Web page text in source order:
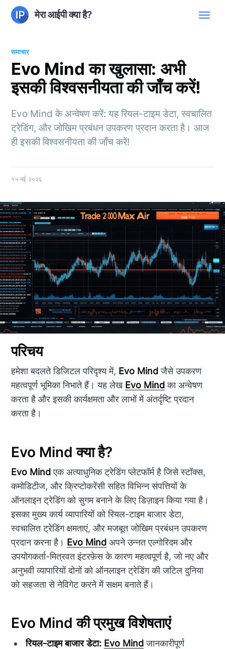
मेरा आईपी क्या है?
समाचार
Evo Mind का खुलासा: अभी
इसकी विश्वसनीयता की जाँच करें!
Evo Mind के अन्वेषण करें: यह रियल-टाइम डेटा, स्वचालित
ट्रेडिंग, और जोखिम प्रबंधन उपकरण प्रदान करता है। आज
ही इसकी विश्वसनीयता की जाँच करें!
१५ मई २०२६
परिचय
हमेशा बदलते डिजिटल परिदृश्य में, Evo Mind जैसे उपकरण
महत्वपूर्ण भूमिका निभाते हैं। यह लेख Evo Mind का अन्वेषण
करता है और इसकी कार्यक्षमता और लाभों में अंतर्दृष्टि प्रदान
करता है।
Evo Mind क्या है?
Evo Mind एक अत्याधुनिक ट्रेडिंग प्लेटफॉर्म है जिसे स्टॉक्स,
कमोडिटीज, और क्रिप्टोकरेंसी सहित विभिन्न संपत्तियों के
ऑनलाइन ट्रेडिंग को सुगम बनाने के लिए डिज़ाइन किया गया है।
इसका मुख्य कार्य व्यापारियों को रियल-टाइम बाजार डेटा,
स्वचालित ट्रेडिंग क्षमताएं, और मजबूत जोखिम प्रबंधन उपकरण
प्रदान करना है। Evo Mind अपने उन्नत एल्गोरिदम और
उपयोगकर्ता-मित्रवत इंटरफ़ेस के कारण महत्वपूर्ण है, जो नए और
अनुभवी व्यापारियों दोनों को ऑनलाइन ट्रेडिंग की जटिल दुनिया
को सहजता से नेविगेट करने में सक्षम बनाते हैं।
Evo Mind की प्रमुख विशेषताएं
रियल-टाइम बाजार डेटा: Evo Mindजानकारीपूर्ण